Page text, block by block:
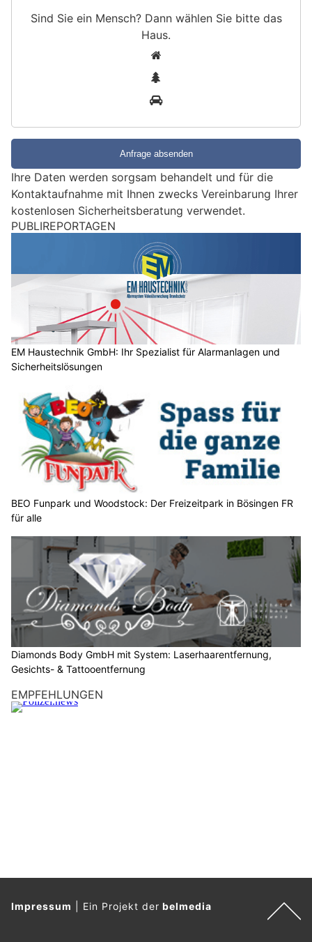
Sind Sie ein Mensch? Dann wählen Sie bitte das
Haus.
e
i
n
M
e
c
h
D
a
n
w
ä
h
l
e
S
e
t
e
a
s
H
a
Ihre Daten werden sorgsam behandelt und für die
Kontaktaufnahme mit Ihnen zwecks Vereinbarung Ihrer
kostenlosen Sicherheitsberatung verwendet.
PUBLIREPORTAGEN
EM Haustechnik GmbH: Ihr Spezialist für Alarmanlagen und
Sicherheitslösungen
BEO Funpark und Woodstock: Der Freizeitpark in Bösingen FR
für alle
Diamonds Body GmbH mit System: Laserhaarentfernung,
Gesichts- & Tattooentfernung
EMPFEHLUNGEN
Impressum Ein Projekt derbelmedia